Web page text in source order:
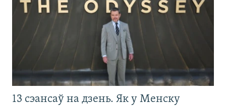
13 сэансаў на дзень. Як у Менску